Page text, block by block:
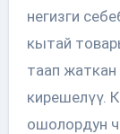
негизги
кытай
таап жаткан
кирешелүү.
ошолордун